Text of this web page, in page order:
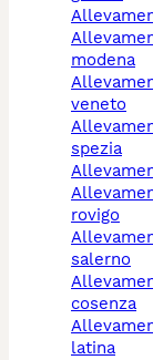
allevamento gatti
modena
allevamento gatti
veneto
allevamento gatti la
spezia
allevamento gatti
rovigo
allevamento gatti
salerno
allevamento gatti
cosenza
allevamento gatti
latina